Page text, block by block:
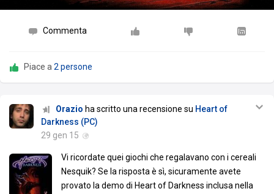
Commenta
Piace a2 persone
Orazio ha scritto una recensione su Heart of
Darkness (PC)
29 gen 15
Vi ricordate quei giochi che regalavano con i cereali
Nesquik? Se la risposta è sì, sicuramente avete
provato la demo di Heart of Darkness inclusa nella